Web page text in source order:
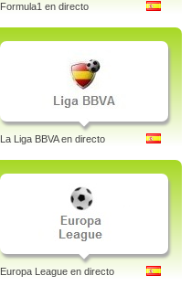
Formula1 en directo
La Liga BBVA en directo
Europa League en directo